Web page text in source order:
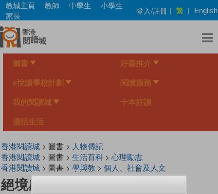
Skip
main
content
教城主頁 教師 中學生
小學生
家長
登入/註冊 | 繁 | English
圖書 好書推介
e悅讀學校計劃 閱讀服務
我的閱讀城 十本好讀
漫話生活
香港閱讀城> 圖書 > 人物傳記
香港閱讀城> 圖書 > 生活百科> 心理勵志
香港閱讀城> 圖書 > 學與教 > 個人、社會及人文
絕境感言